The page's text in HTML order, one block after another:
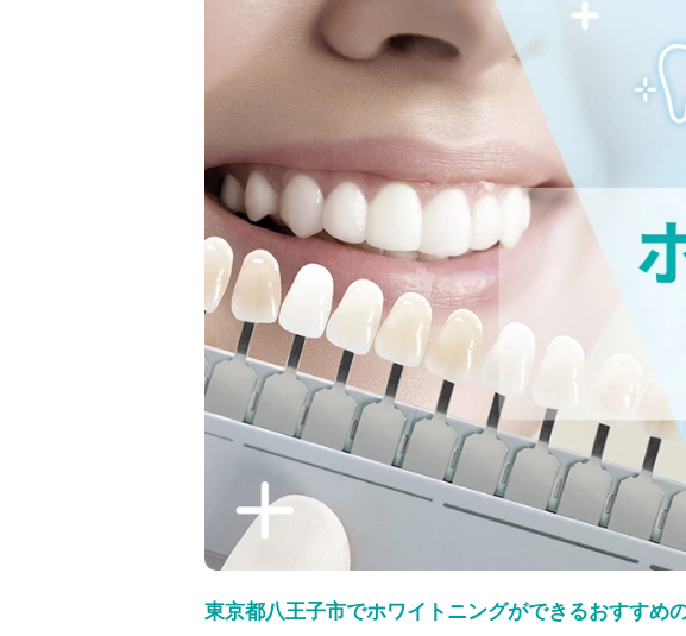
東京都八王子市でホワイトニングができるおすすめ